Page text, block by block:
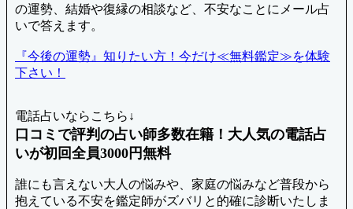
の運勢、結婚や復縁の相談など、不安なことにメール占
いで答えます。
『今後の運勢』知りたい方！今だけ≪無料鑑定≫を体験
下さい！
電話占いならこちら↓
口コミで評判の占い師多数在籍！大人気の電話占
いが初回全員3000円無料
誰にも言えない大人の悩みや、家庭の悩みなど普段から
抱えている不安を鑑定師がズバリと的確に診断いたしま